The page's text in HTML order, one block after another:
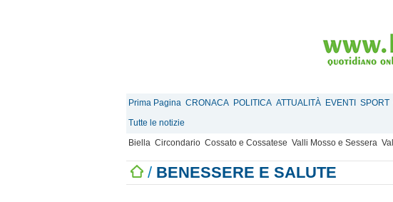
Prima Pagina CRONACA POLITICA ATTUALITÀ EVENTI SPORT
Tutte le notizie
Biella Circondario Cossato e Cossatese Valli Mosso e Sessera
/ BENESSERE E SALUTE